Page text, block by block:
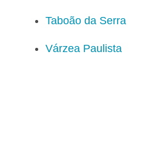
Taboão da Serra
Várzea Paulista